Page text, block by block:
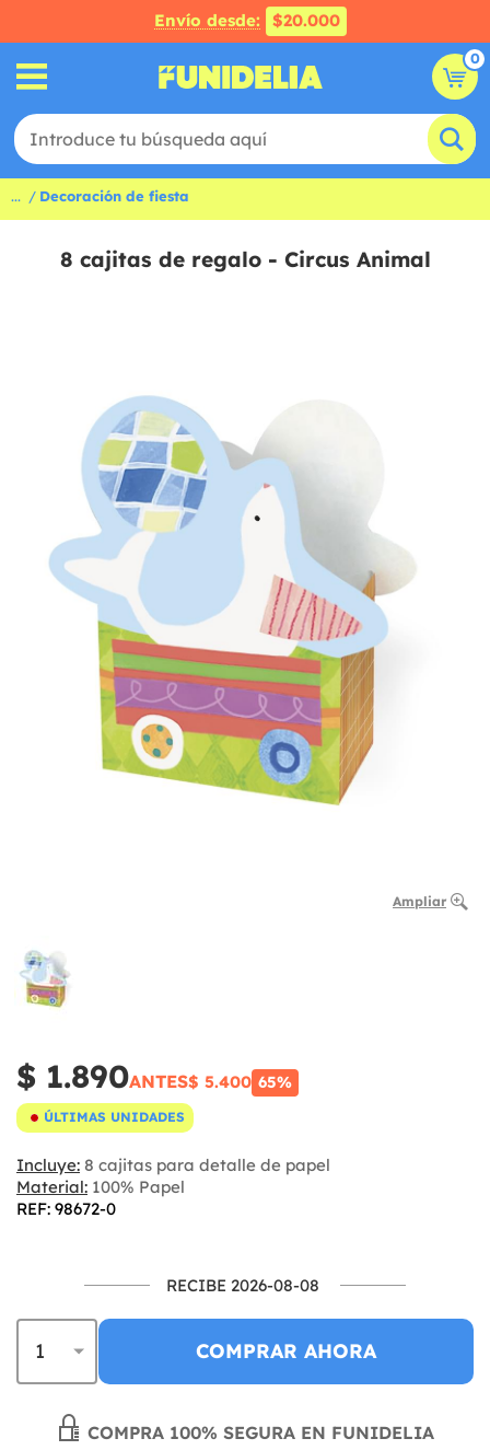
Envío desde: $20.000
0
... Decoración de fiesta
8 cajitas de regalo - Circus Animal
Ampliar
$ 1.890ANTES$ 5.400 65%
ÚLTIMAS UNIDADES
Incluye: 8 cajitas para detalle de papel
Material: 100% Papel
REF: 98672-0
RECIBE 2026-08-08
COMPRAR AHORA
COMPRA 100% SEGURA EN FUNIDELIA